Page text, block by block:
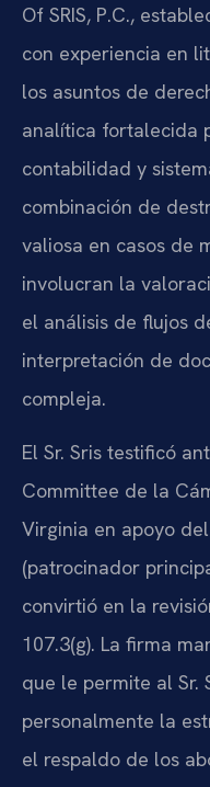
Of SRIS, P.C.,
con experiencia en
los asuntos de
analítica fortalecida
contabilidad y
combinación de
valiosa en casos de
involucran la
el análisis de flujos
interpretación de
compleja.
El Sr. Sris testificó
Committee de la
Virginia en apoyo
(patrocinador
convirtió en la
107.3(g). La firma
que le permite al Sr.
personalmente la
el respaldo de los